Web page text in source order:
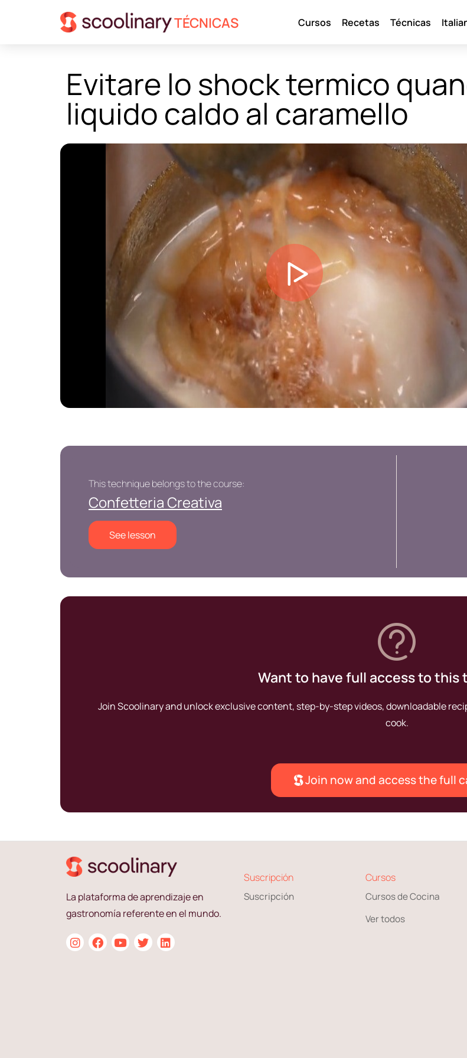
TÉCNICAS Cursos Recetas Técnicas
Evitare lo shock termico
liquido caldo al caramello
This technique belongs to the course:
Confetteria Creativa
See lesson
Want to have full access to this
Join Scoolinary and unlock exclusive content, step-by-step videos, downloadable
cook.
Join now and access the full
La plataforma de aprendizaje en
gastronomía referente en el mundo.
Suscripción
Suscripción
Cursos
Cursos de Cocina
Ver todos